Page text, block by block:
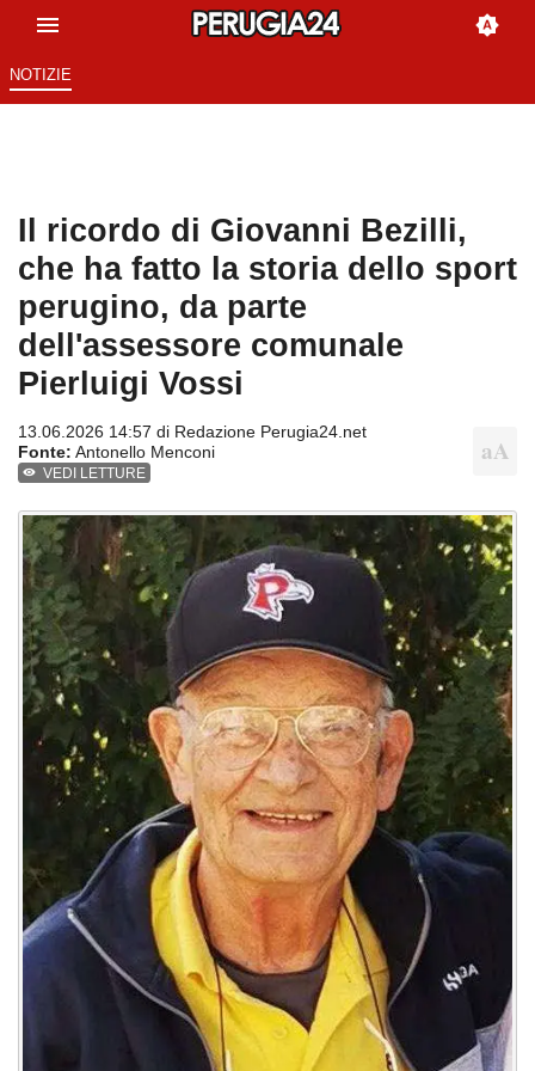
NOTIZIE
Il ricordo di Giovanni Bezilli,
che ha fatto la storia dello sport
perugino, da parte
dell'assessore comunale
Pierluigi Vossi
13.06.2026 14:57 di Redazione Perugia24.net
Fonte: Antonello Menconi
VEDI LETTURE